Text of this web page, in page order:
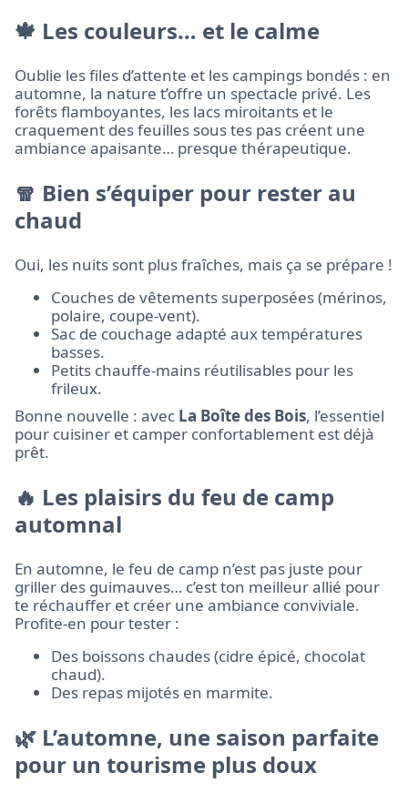
🍁 Les couleurs… et le calme
Oublie les files d’attente et les campings bondés : en
automne, la nature t’offre un spectacle privé. Les
forêts flamboyantes, les lacs miroitants et le
craquement des feuilles sous tes pas créent une
ambiance apaisante… presque thérapeutique.
🧣 Bien s’équiper pour rester au
chaud
Oui, les nuits sont plus fraîches, mais ça se prépare !
Couches de vêtements superposées (mérinos,
polaire, coupe-vent).
Sac de couchage adapté aux températures
basses.
Petits chauffe-mains réutilisables pour les
frileux.
Bonne nouvelle : avec La Boîte des Bois, l’essentiel
pour cuisiner et camper confortablement est déjà
prêt.
🔥 Les plaisirs du feu de camp
automnal
En automne, le feu de camp n’est pas juste pour
griller des guimauves… c’est ton meilleur allié pour
te réchauffer et créer une ambiance conviviale.
Profite-en pour tester :
Des boissons chaudes (cidre épicé, chocolat
chaud).
Des repas mijotés en marmite.
🌿 L’automne, une saison parfaite
pour un tourisme plus doux